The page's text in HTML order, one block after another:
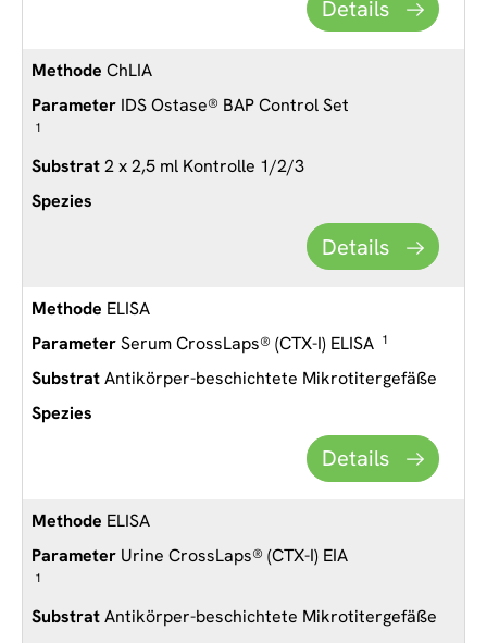
Details
ChLIA
IDS Ostase® BAP Control Set
1
2 x 2,5 ml Kontrolle 1/2/3
Details
ELISA
Serum CrossLaps® (CTX-I) ELISA 1
Antikörper-beschichtete Mikrotitergefäße
Details
ELISA
Urine CrossLaps® (CTX-I) EIA
1
Antikörper-beschichtete Mikrotitergefäße